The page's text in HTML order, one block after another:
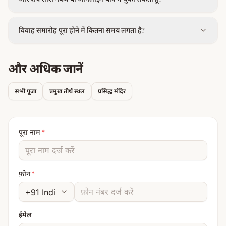
विवाह समारोह पूरा होने में कितना समय लगता है?
और अधिक जानें
सभी पूजा प्रमुख तीर्थ स्थल प्रसिद्ध मंदिर
पूरा नाम*
फ़ोन*
ईमेल